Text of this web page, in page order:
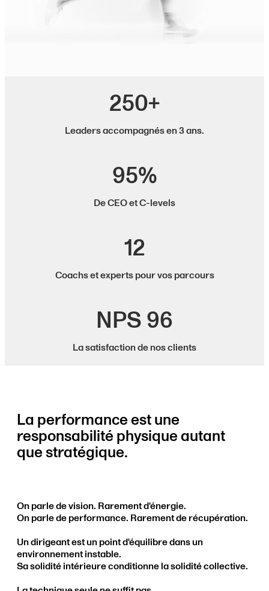
250+
Leaders accompagnés en 3 ans.
95%
De CEO et C-levels
12
Coachs et experts pour vos parcours
NPS 96
La satisfaction de nos clients
La performance est une
responsabilité physique autant
que stratégique.
On parle de vision. Rarement d'énergie.
On parle de performance. Rarement de récupération.
Un dirigeant est un point d'équilibre dans un
environnement instable.
Sa solidité intérieure conditionne la solidité collective.